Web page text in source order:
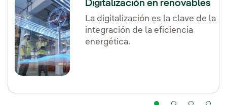
Digitalización en renovables
La digitalización es la clave de la
integración de la eficiencia
energética.